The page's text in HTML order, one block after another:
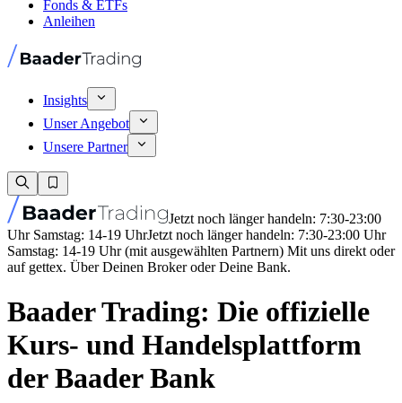
Fonds & ETFs
Anleihen
Insights
Unser Angebot
Unsere Partner
Jetzt noch länger handeln: 7:30-23:00
Uhr Samstag: 14-19 UhrJetzt noch länger handeln: 7:30-23:00 Uhr
Samstag: 14-19 Uhr (mit ausgewählten Partnern) Mit uns direkt oder
auf gettex. Über Deinen Broker oder Deine Bank.
Baader Trading: Die offizielle
Kurs- und Handelsplattform
der Baader Bank